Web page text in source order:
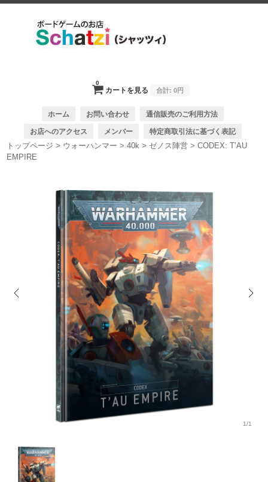
カートを見る
0
合計: 0円
ホーム お問い合わせ 通信販売のご利用方法
お店へのアクセス メンバー 特定商取引法に基づく表記
トップページ > ウォーハンマー >40k >ゼノス陣営 >CODEX: T’AU
EMPIRE
1/1